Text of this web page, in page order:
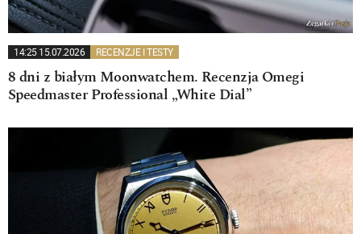
14:25 15.07.2026 RECENZJE I TESTY
8 dni z białym Moonwatchem. Recenzja Omegi
Speedmaster Professional „White Dial”